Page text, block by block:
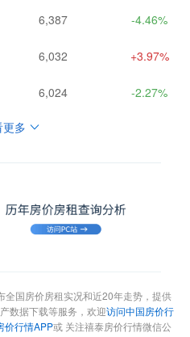
6,387 -4.46%
6,032 +3.97%
6,024 -2.27%
多
全国房价房租实况和近20年走势，提供
数据下载等服务，欢迎访问中国房价行
价行情APP或 关注禧泰房价行情微信公